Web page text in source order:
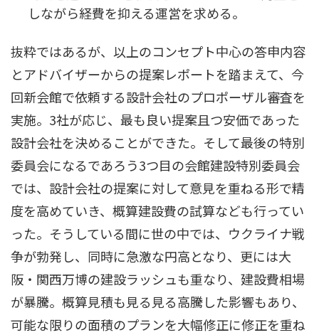
しながら経費を抑える運営を求める。
抜粋ではあるが、以上のコンセプト中心の答申内容
とアドバイザーからの提案レポートを踏まえて、今
回新会館で依頼する設計会社のプロポーザル審査を
実施。3社が応じ、最も良い提案且つ安価であった
設計会社を決めることができた。そして最後の特別
委員会になるであろう3つ目の会館建設特別委員会
では、設計会社の提案に対して意見を重ねる形で精
度を高めていき、概算建設費の試算なども行ってい
った。そうしている間に世の中では、ウクライナ戦
争が勃発し、同時に急激な円高となり、更には大
阪・関西万博の建設ラッシュも重なり、建設費相場
が暴騰。概算見積も見る見る高騰した影響もあり、
可能な限りの面積のプランを大幅修正に修正を重ね